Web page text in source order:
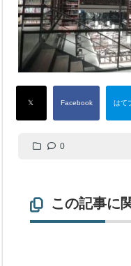
0
この記事に